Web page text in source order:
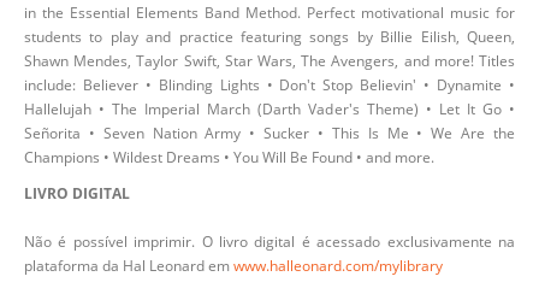
in the Essential Elements Band Method. Perfect motivational music for
students to play and practice featuring songs by Billie Eilish, Queen,
Shawn Mendes, Taylor Swift, Star Wars, The Avengers, and more! Titles
include: Believer • Blinding Lights • Don't Stop Believin' • Dynamite •
Hallelujah • The Imperial March (Darth Vader's Theme) • Let It Go •
Señorita • Seven Nation Army • Sucker • This Is Me • We Are the
Champions • Wildest Dreams • You Will Be Found • and more.
LIVRO DIGITAL
Não é possível imprimir. O livro digital é acessado exclusivamente na
plataforma da Hal Leonard emwww.halleonard.com/mylibrary